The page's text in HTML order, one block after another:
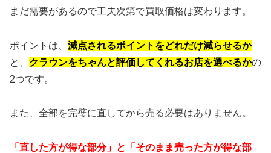
まだ需要があるので工夫次第で買取価格は変わります。
ポイントは、 減点されるポイントをどれだけ減らせるか
と、 クラウンをちゃんと評価してくれるお店を選べるかの
2つです。
また、全部を完璧に直してから売る必要はありません。
「直した方が得な部分」と「そのまま売った方が得な部